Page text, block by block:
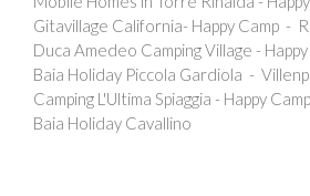
Gitavillage California- Happy Camp
Duca Amedeo Camping Village -
Baia Holiday Piccola Gardiola
Camping L'Ultima Spiaggia - Happy Camp
Baia Holiday Cavallino